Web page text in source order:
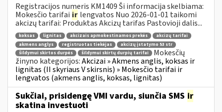
Registracijos numeris KM1409 Ši informacija skelbiama:
Mokesčio tarifai ir lengvatos Nuo 2026-01-01 taikomi
akcizų tarifai: Produktas Akcizų tarifas Pastovioji dalis...
koksas lignitas akcizais apmokestinamos prekės
akcizų tarifai
akmens anglys
registruotas tiekėjas
akcizų įstatymo 53 str
šildymui skirtos durpės
šildymui skirtų durpių tarifai
Mokesčių
žinyno kategorijos:Akcizai » Akmens anglis, koksas ir
lignitas (II skyriaus V skirsnis) » Mokesčio tarifai ir
lengvatos (akmens anglis, koksas, lignitas)
Sukčiai, prisidengę VMI vardu, siunčia SMS ir
skatina investuoti